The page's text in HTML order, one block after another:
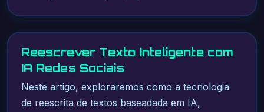
Reescrever Texto Inteligente com
IA Redes Sociais
Neste artigo, exploraremos como a tecnologia
de reescrita de textos baseadada em IA,